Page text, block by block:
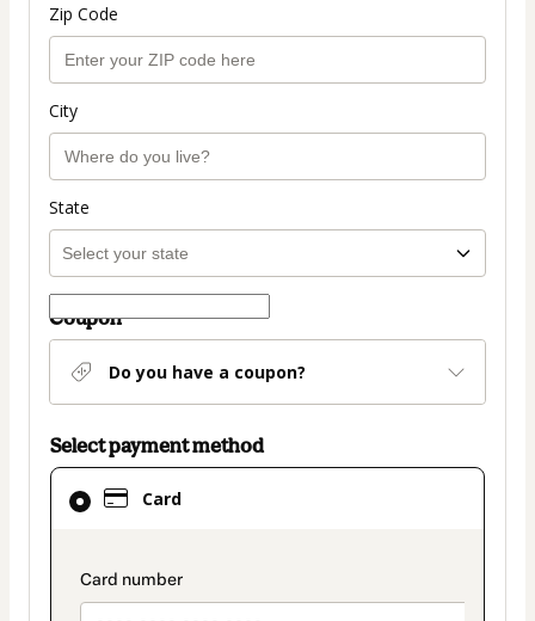
Zip Code
City
State
Coupon
Do you have a coupon?
Select payment method
Card
payment_data.section_title_v2
Card
selected
method